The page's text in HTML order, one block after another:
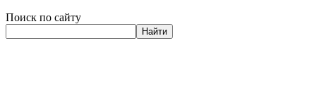
Поиск по сайту
Найти